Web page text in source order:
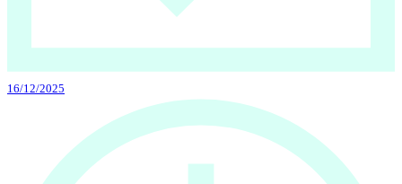
16/12/2025